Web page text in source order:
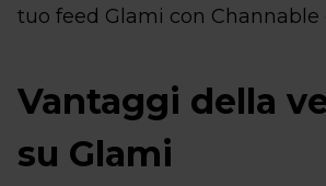
tuo feed Glami con Channable
Vantaggi della
su Glami